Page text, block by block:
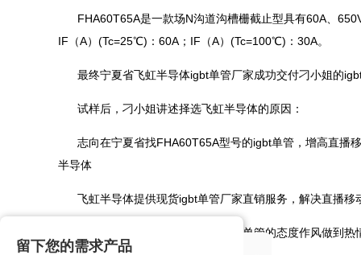
FHA60T65A是一款场N沟道沟槽栅截止型具有60A、
IF（A）(Tc=25℃)：60A；IF（A）(Tc=100℃)：30A。
最终宁夏省飞虹半导体igbt单管厂家成功交付刁小姐的
试样后，刁小姐讲述择选飞虹半导体的原因：
志向在宁夏省找FHA60T65A型号的igbt单管，增高直播
半导体
飞虹半导体提供现货igbt单管厂家直销服务，解决直播
刁小姐表示飞虹半导体在定制igbt单管的态度作风做到
留下您的需求产品